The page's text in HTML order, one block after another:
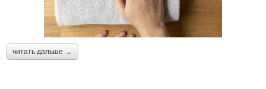
читать дальше →